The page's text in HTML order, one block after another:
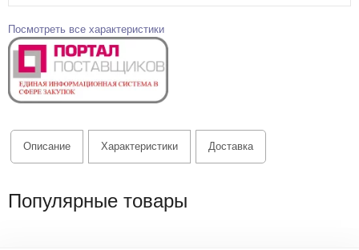
Посмотреть все характеристики
Описание Характеристики Доставка
Популярные товары